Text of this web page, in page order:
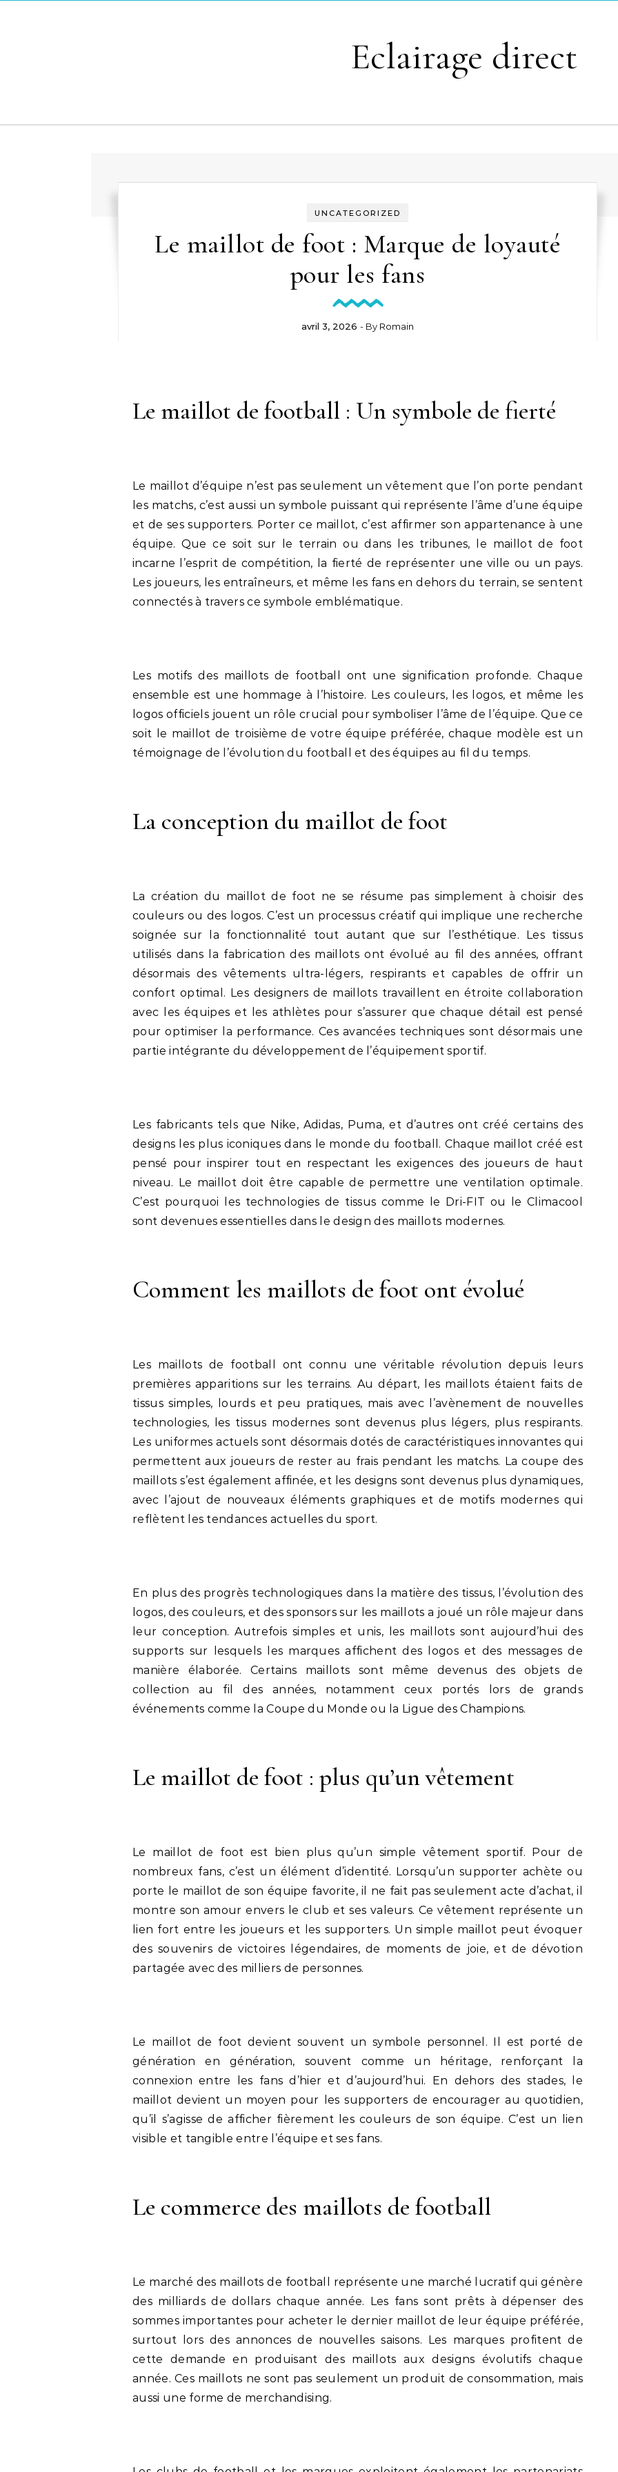
Eclairage direct
UNCATEGORIZED
Le maillot de foot : Marque de loyauté
pour les fans
avril 3, 2026 - By Romain
Le maillot de football : Un symbole de fierté
Le maillot d’équipe n’est pas seulement un vêtement que l’on porte pendant
les matchs, c’est aussi un symbole puissant qui représente l’âme d’une équipe
et de ses supporters. Porter ce maillot, c’est affirmer son appartenance à une
équipe. Que ce soit sur le terrain ou dans les tribunes, le maillot de foot
incarne l’esprit de compétition, la fierté de représenter une ville ou un pays.
Les joueurs, les entraîneurs, et même les fans en dehors du terrain, se sentent
connectés à travers ce symbole emblématique.
Les motifs des maillots de football ont une signification profonde. Chaque
ensemble est une hommage à l’histoire. Les couleurs, les logos, et même les
logos officiels jouent un rôle crucial pour symboliser l’âme de l’équipe. Que ce
soit le maillot de troisième de votre équipe préférée, chaque modèle est un
témoignage de l’évolution du football et des équipes au fil du temps.
La conception du maillot de foot
La création du maillot de foot ne se résume pas simplement à choisir des
couleurs ou des logos. C’est un processus créatif qui implique une recherche
soignée sur la fonctionnalité tout autant que sur l’esthétique. Les tissus
utilisés dans la fabrication des maillots ont évolué au fil des années, offrant
désormais des vêtements ultra-légers, respirants et capables de offrir un
confort optimal. Les designers de maillots travaillent en étroite collaboration
avec les équipes et les athlètes pour s’assurer que chaque détail est pensé
pour optimiser la performance. Ces avancées techniques sont désormais une
partie intégrante du développement de l’équipement sportif.
Les fabricants tels que Nike, Adidas, Puma, et d’autres ont créé certains des
designs les plus iconiques dans le monde du football. Chaque maillot créé est
pensé pour inspirer tout en respectant les exigences des joueurs de haut
niveau. Le maillot doit être capable de permettre une ventilation optimale.
C’est pourquoi les technologies de tissus comme le Dri-FIT ou le Climacool
sont devenues essentielles dans le design des maillots modernes.
Comment les maillots de foot ont évolué
Les maillots de football ont connu une véritable révolution depuis leurs
premières apparitions sur les terrains. Au départ, les maillots étaient faits de
tissus simples, lourds et peu pratiques, mais avec l’avènement de nouvelles
technologies, les tissus modernes sont devenus plus légers, plus respirants.
Les uniformes actuels sont désormais dotés de caractéristiques innovantes qui
permettent aux joueurs de rester au frais pendant les matchs. La coupe des
maillots s’est également affinée, et les designs sont devenus plus dynamiques,
avec l’ajout de nouveaux éléments graphiques et de motifs modernes qui
reflètent les tendances actuelles du sport.
En plus des progrès technologiques dans la matière des tissus, l’évolution des
logos, des couleurs, et des sponsors sur les maillots a joué un rôle majeur dans
leur conception. Autrefois simples et unis, les maillots sont aujourd’hui des
supports sur lesquels les marques affichent des logos et des messages de
manière élaborée. Certains maillots sont même devenus des objets de
collection au fil des années, notamment ceux portés lors de grands
événements comme la Coupe du Monde ou la Ligue des Champions.
Le maillot de foot : plus qu’un vêtement
Le maillot de foot est bien plus qu’un simple vêtement sportif. Pour de
nombreux fans, c’est un élément d’identité. Lorsqu’un supporter achète ou
porte le maillot de son équipe favorite, il ne fait pas seulement acte d’achat, il
montre son amour envers le club et ses valeurs. Ce vêtement représente un
lien fort entre les joueurs et les supporters. Un simple maillot peut évoquer
des souvenirs de victoires légendaires, de moments de joie, et de dévotion
partagée avec des milliers de personnes.
Le maillot de foot devient souvent un symbole personnel. Il est porté de
génération en génération, souvent comme un héritage, renforçant la
connexion entre les fans d’hier et d’aujourd’hui. En dehors des stades, le
maillot devient un moyen pour les supporters de encourager au quotidien,
qu’il s’agisse de afficher fièrement les couleurs de son équipe. C’est un lien
visible et tangible entre l’équipe et ses fans.
Le commerce des maillots de football
Le marché des maillots de football représente une marché lucratif qui génère
des milliards de dollars chaque année. Les fans sont prêts à dépenser des
sommes importantes pour acheter le dernier maillot de leur équipe préférée,
surtout lors des annonces de nouvelles saisons. Les marques profitent de
cette demande en produisant des maillots aux designs évolutifs chaque
année. Ces maillots ne sont pas seulement un produit de consommation, mais
aussi une forme de merchandising.